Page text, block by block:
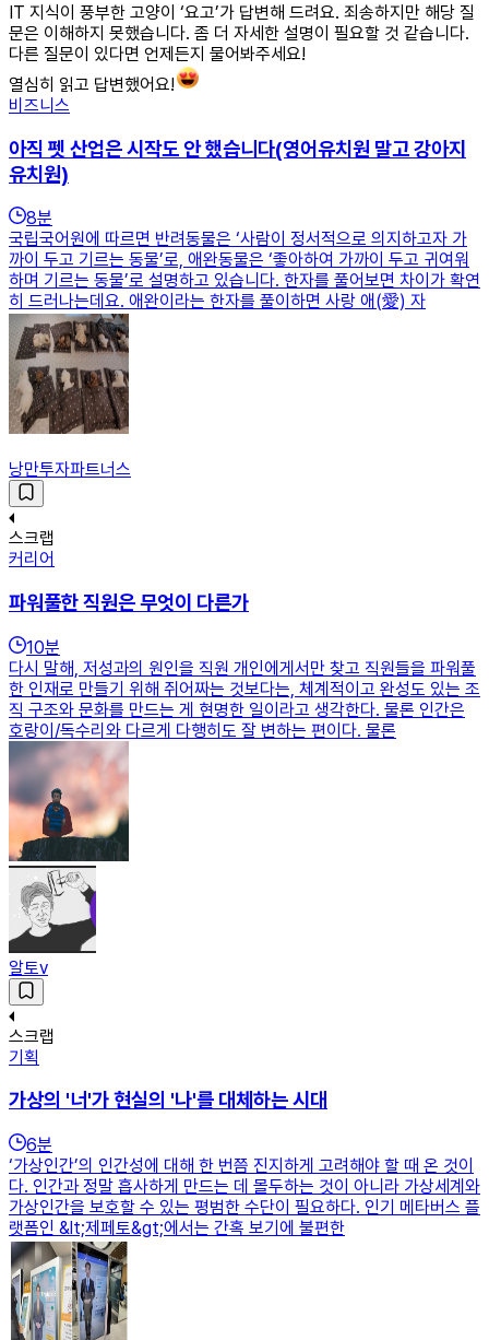
IT 지식이 풍부한 고양이 ‘요고’가 답변해 드려요. 죄송하지만 해당 질
문은 이해하지 못했습니다. 좀 더 자세한 설명이 필요할 것 같습니다.
다른 질문이 있다면 언제든지 물어봐주세요!
열심히 읽고 답변했어요!
비즈니스
아직 펫 산업은 시작도 안 했습니다(영어유치원 말고 강아지
유치원)
8분
국립국어원에 따르면 반려동물은 ‘사람이 정서적으로 의지하고자 가
까이 두고 기르는 동물’로, 애완동물은 ‘좋아하여 가까이 두고 귀여워
하며 기르는 동물’로 설명하고 있습니다. 한자를 풀어보면 차이가 확연
히 드러나는데요. 애완이라는 한자를 풀이하면 사랑 애(愛) 자
낭만투자파트너스
스크랩
커리어
파워풀한 직원은 무엇이 다른가
10분
다시 말해, 저성과의 원인을 직원 개인에게서만 찾고 직원들을 파워풀
한 인재로 만들기 위해 쥐어짜는 것보다는, 체계적이고 완성도 있는 조
직 구조와 문화를 만드는 게 현명한 일이라고 생각한다. 물론 인간은
호랑이/독수리와 다르게 다행히도 잘 변하는 편이다. 물론
알토v
스크랩
기획
가상의 '너'가 현실의 '나'를 대체하는 시대
6분
‘가상인간’의 인간성에 대해 한 번쯤 진지하게 고려해야 할 때 온 것이
다. 인간과 정말 흡사하게 만드는 데 몰두하는 것이 아니라 가상세계와
가상인간을 보호할 수 있는 평범한 수단이 필요하다. 인기 메타버스 플
랫폼인 &lt;제페토&gt;에서는 간혹 보기에 불편한